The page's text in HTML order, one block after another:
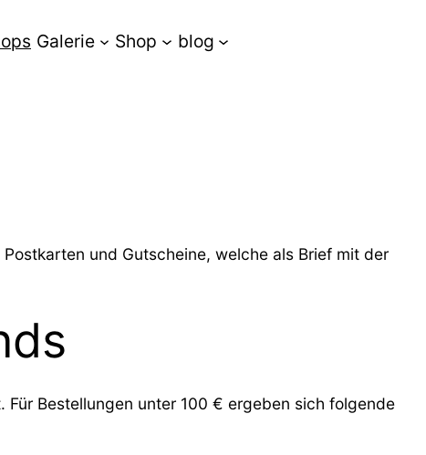
Galerie Shop blog
und Gutscheine, welche als Brief mit der
Bestellungen unter 100 € ergeben sich folgende